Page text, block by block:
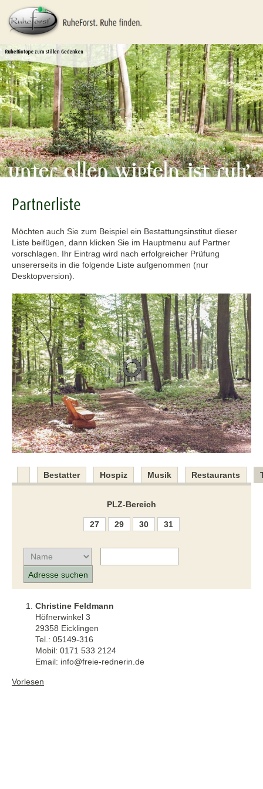
Partnerliste
Möchten auch Sie zum Beispiel ein Bestattungsinstitut dieser
Liste beifügen, dann klicken Sie im Hauptmenu auf Partner
vorschlagen. Ihr Eintrag wird nach erfolgreicher Prüfung
unsererseits in die folgende Liste aufgenommen (nur
Desktopversion).
Bestatter Hospiz Musik Restaurants
PLZ-Bereich
27 29 30 31
Christine Feldmann
Höfnerwinkel 3
29358 Eicklingen
Tel.: 05149-316
Mobil: 0171 533 2124
Email: info@freie-rednerin.de
Vorlesen